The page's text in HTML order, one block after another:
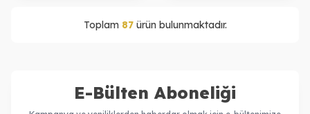
Toplam 87ürün bulunmaktadır.
E-Bülten Aboneliği